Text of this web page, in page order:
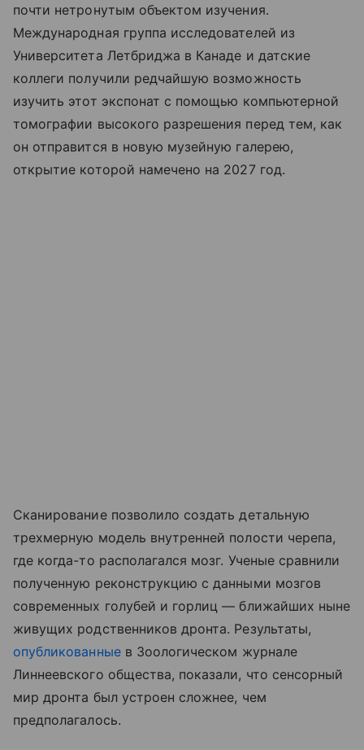
почти нетронутым объектом изучения.
Международная группа исследователей из
Университета Летбриджа в Канаде и датские
коллеги получили редчайшую возможность
изучить этот экспонат с помощью компьютерной
томографии высокого разрешения перед тем, как
он отправится в новую музейную галерею,
открытие которой намечено на 2027 год.
Сканирование позволило создать детальную
трехмерную модель внутренней полости черепа,
где когда-то располагался мозг. Ученые сравнили
полученную реконструкцию с данными мозгов
современных голубей и горлиц — ближайших ныне
живущих родственников дронта. Результаты,
опубликованныев Зоологическом журнале
Линнеевского общества, показали, что сенсорный
мир дронта был устроен сложнее, чем
предполагалось.